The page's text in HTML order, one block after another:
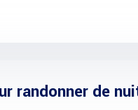
randonner de